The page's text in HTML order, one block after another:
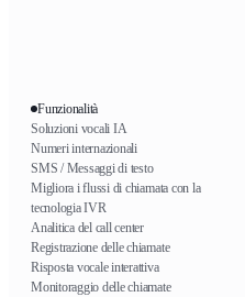
Funzionalità
Soluzioni vocali IA
Numeri internazionali
SMS / Messaggi di testo
Migliora i flussi di chiamata con la
tecnologia IVR
Analitica del call center
Registrazione delle chiamate
Risposta vocale interattiva
Monitoraggio delle chiamate